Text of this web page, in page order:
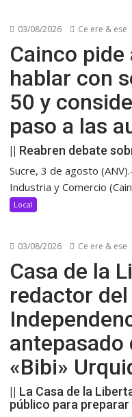
03/08/2026 Ce ere & ese
Cainco
hablar con
50 y
paso a las
|| Reabren debate
Sucre, 3 de agosto
Industria y Comercio
Local
03/08/2026 Ce ere & ese
Casa de la
redactor
antepasado
«Bibi»
|| La Casa de la
público para